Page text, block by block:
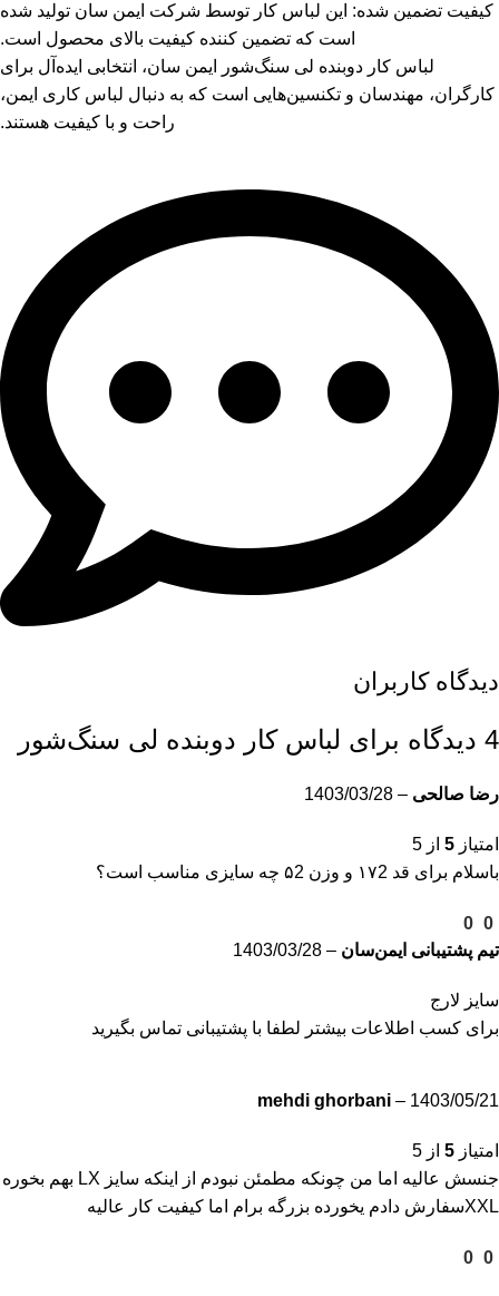
کیفیت تضمین شده: این لباس کار توسط شرکت ایمن سان تولید شده
است که تضمین کننده کیفیت بالای محصول است.
لباس کار دوبنده لی سنگ‌شور ایمن سان، انتخابی ایده‌آل برای
کارگران، مهندسان و تکنسین‌هایی است که به دنبال لباس کاری ایمن،
راحت و با کیفیت هستند.
دیدگاه کاربران
4 دیدگاه برای لباس کار دوبنده لی سنگ‌شور
رضا صالحی –
1403/03/28
امتیاز 5 از 5
باسلام برای قد ۱۷2 و وزن ۵2 چه سایزی مناسب است؟
0
0
تیم پشتیبانی ایمن‌سان –
1403/03/28
سایز لارج
برای کسب اطلاعات بیشتر لطفا با پشتیبانی تماس بگیرید
mehdi ghorbani – 1403/05/21
امتیاز 5 از 5
جنسش عالیه اما من چونکه مطمئن نبودم از اینکه سايز LX بهم بخوره
XXLسفارش دادم یخورده بزرگه برام اما کیفیت کار عالیه
0
0